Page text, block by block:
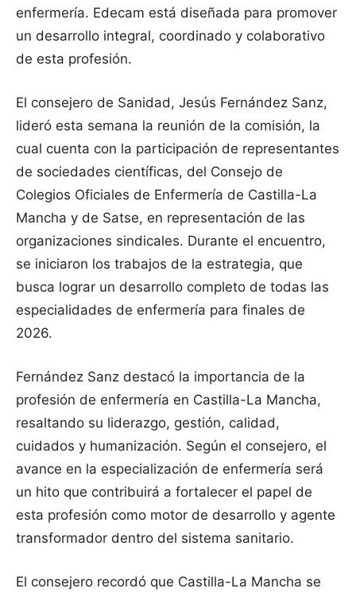
enfermería. Edecam está diseñada para promover
un desarrollo integral, coordinado y colaborativo
de esta profesión.
El consejero de Sanidad, Jesús Fernández Sanz,
lideró esta semana la reunión de la comisión, la
cual cuenta con la participación de representantes
de sociedades científicas, del Consejo de
Colegios Oficiales de Enfermería de Castilla-La
Mancha y de Satse, en representación de las
organizaciones sindicales. Durante el encuentro,
se iniciaron los trabajos de la estrategia, que
busca lograr un desarrollo completo de todas las
especialidades de enfermería para finales de
2026.
Fernández Sanz destacó la importancia de la
profesión de enfermería en Castilla-La Mancha,
resaltando su liderazgo, gestión, calidad,
cuidados y humanización. Según el consejero, el
avance en la especialización de enfermería será
un hito que contribuirá a fortalecer el papel de
esta profesión como motor de desarrollo y agente
transformador dentro del sistema sanitario.
El consejero recordó que Castilla-La Mancha se